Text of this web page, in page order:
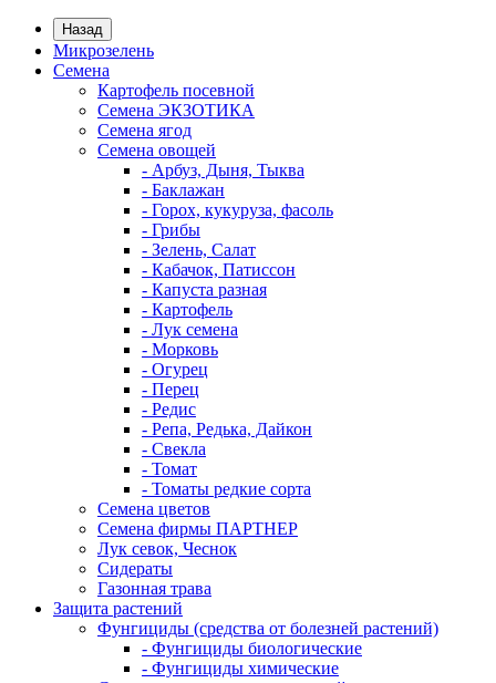
Назад
Микрозелень
Семена
Картофель посевной
Семена ЭКЗОТИКА
Семена ягод
Семена овощей
- Арбуз, Дыня, Тыква
- Баклажан
- Горох, кукуруза, фасоль
- Грибы
- Зелень, Салат
- Кабачок, Патиссон
- Капуста разная
- Картофель
- Лук семена
- Морковь
- Огурец
- Перец
- Редис
- Репа, Редька, Дайкон
- Свекла
- Томат
- Томаты редкие сорта
Семена цветов
Семена фирмы ПАРТНЕР
Лук севок, Чеснок
Сидераты
Газонная трава
Защита растений
Фунгициды (средства от болезней растений)
- Фунгициды биологические
- Фунгициды химические